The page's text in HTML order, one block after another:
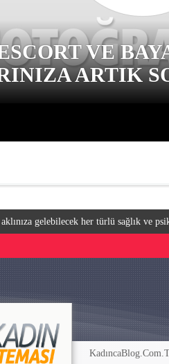
VE
ARTIK
gelebilecek her türlü sağlık ve